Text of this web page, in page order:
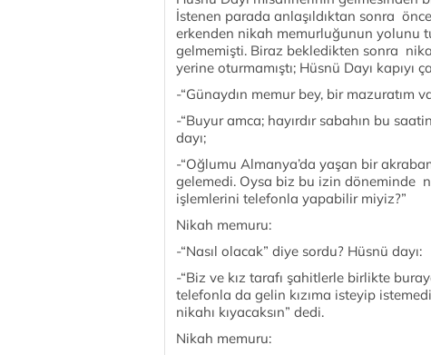
İstenen parada anlaşıldıktan sonra
erkenden nikah memurluğunun yolunu
gelmemişti. Biraz bekledikten sonra
yerine oturmamıştı; Hüsnü Dayı kapıyı
-“Günaydın memur bey, bir mazuratım
-“Buyur amca; hayırdır sabahın bu
dayı;
-“Oğlumu Almanya’da yaşan bir
gelemedi. Oysa biz bu izin döneminde
işlemlerini telefonla yapabilir miyiz?”
Nikah memuru:
-“Nasıl olacak” diye sordu? Hüsnü dayı:
-“Biz ve kız tarafı şahitlerle birlikte
telefonla da gelin kızıma isteyip
nikahı kıyacaksın” dedi.
Nikah memuru: